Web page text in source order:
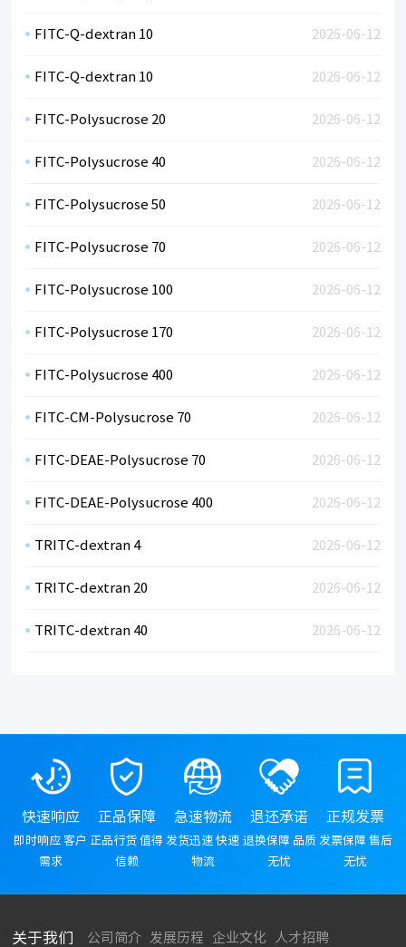
2026-06-12
FITC-Q-dextran 10
2026-06-12
FITC-Q-dextran 10
2026-06-12
FITC-Polysucrose 20
2026-06-12
FITC-Polysucrose 40
2026-06-12
FITC-Polysucrose 50
2026-06-12
FITC-Polysucrose 70
2026-06-12
FITC-Polysucrose 100
2026-06-12
FITC-Polysucrose 170
2026-06-12
FITC-Polysucrose 400
2026-06-12
FITC-CM-Polysucrose 70
2026-06-12
FITC-DEAE-Polysucrose 70
2026-06-12
FITC-DEAE-Polysucrose 400
2026-06-12
TRITC-dextran 4
2026-06-12
TRITC-dextran 20
2026-06-12
TRITC-dextran 40
快速响应
即时响应 客户
需求
正品保障
正品行货 值得
信赖
急速物流
发货迅速 快速
物流
退还承诺
退换保障 品质
无忧
正规发票
发票保障 售后
无忧
关于我们 公司简介 发展历程 企业文化 人才招聘